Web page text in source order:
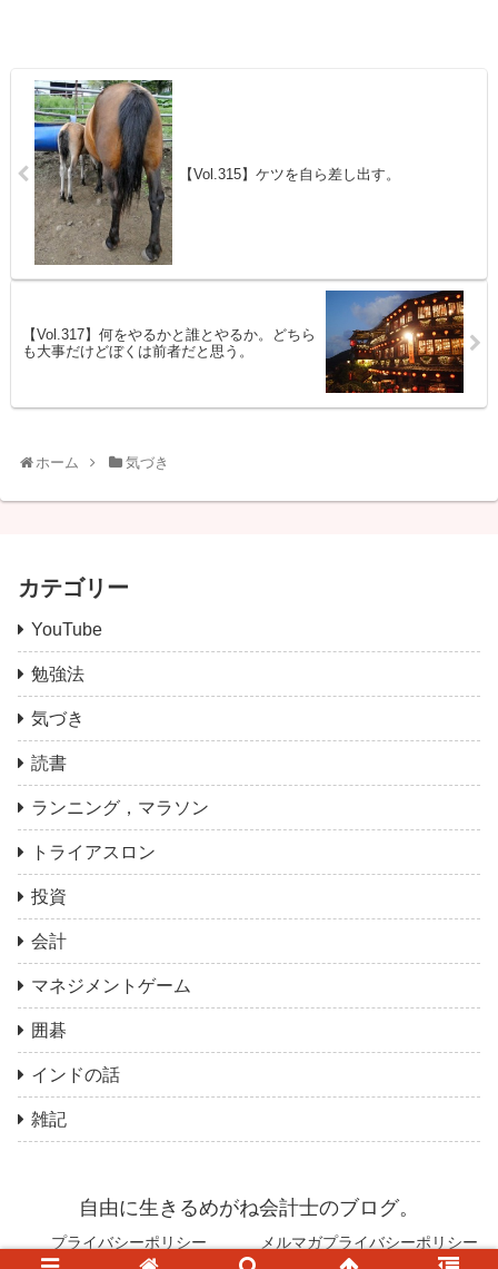
【Vol.315】ケツを自ら差し出す。
【Vol.317】何をやるかと誰とやるか。どちら
も大事だけどぼくは前者だと思う。
ホーム 気づき
カテゴリー
YouTube
勉強法
気づき
読書
ランニング，マラソン
トライアスロン
投資
会計
マネジメントゲーム
囲碁
インドの話
雑記
自由に生きるめがね会計士のブログ。
プライバシーポリシー メルマガプライバシーポリシー